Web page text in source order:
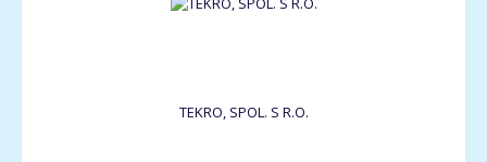
TEKRO, SPOL. S R.O.